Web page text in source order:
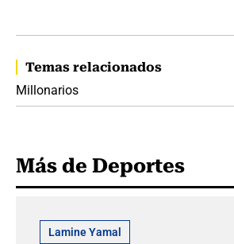
Temas relacionados
Millonarios
Más de Deportes
Lamine Yamal